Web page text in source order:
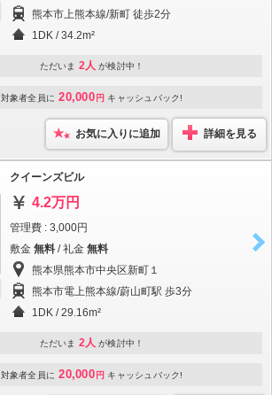
熊本市上熊本線/新町 徒歩2分
1DK / 34.2m²
ただいま 2人 が検討中！
対象者全員に 20,000 円 キャッシュバック!
お気に入りに追加 詳細を見る
クイーンズビル
4.2万円
管理費 : 3,000円
敷金 無料 / 礼金 無料
熊本県熊本市中央区新町１
熊本市電上熊本線/蔚山町駅 歩3分
1DK / 29.16m²
ただいま 2人 が検討中！
対象者全員に 20,000 円 キャッシュバック!